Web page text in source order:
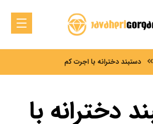
دستبند دخترانه با اجرت کم
دخترانه با